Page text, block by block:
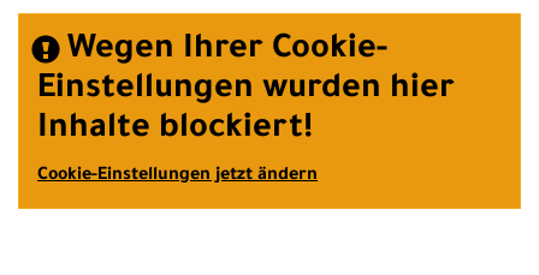
Wegen Ihrer Cookie-
Einstellungen wurden hier
Inhalte blockiert!
Cookie-Einstellungen jetzt ändern